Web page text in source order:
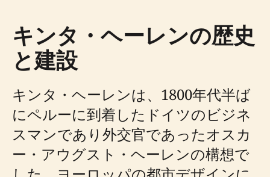
キンタ・ヘーレンの歴史
と建設
キンタ・ヘーレンは、1800年代半ば
にペルーに到着したドイツのビジネ
スマンであり外交官であったオスカ
ー・アウグスト・ヘーレンの構想で